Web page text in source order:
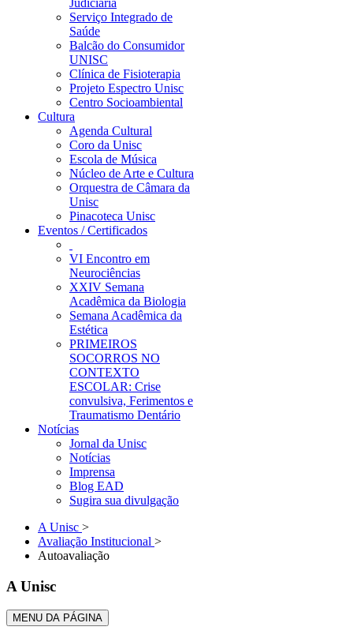
Judiciária
Serviço Integrado de
Saúde
Balcão do Consumidor
UNISC
Clínica de Fisioterapia
Projeto Espectro Unisc
Centro Socioambiental
Cultura
Agenda Cultural
Coro da Unisc
Escola de Música
Núcleo de Arte e Cultura
Orquestra de Câmara da
Unisc
Pinacoteca Unisc
Eventos / Certificados
VI Encontro em
Neurociências
XXIV Semana
Acadêmica da Biologia
Semana Acadêmica da
Estética
PRIMEIROS
SOCORROS NO
CONTEXTO
ESCOLAR: Crise
convulsiva, Ferimentos e
Traumatismo Dentário
Notícias
Jornal da Unisc
Notícias
Imprensa
Blog EAD
Sugira sua divulgação
A Unisc >
Avaliação Institucional >
Autoavaliação
A Unisc
MENU DA PÁGINA